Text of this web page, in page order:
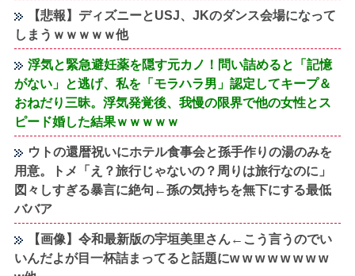
【悲報】ディズニーとUSJ、JKのダンス会場になって
しまうｗｗｗｗｗ他
浮気と緊急避妊薬を隠す元カノ！問い詰めると「記憶
がない」と逃げ、私を「モラハラ男」認定してキープ＆
おねだり三昧。浮気発覚後、我慢の限界で他の女性とス
ピード婚した結果ｗｗｗｗｗ
ウトの還暦祝いにホテル食事会と孫手作りの湯のみを
用意。トメ「え？旅行じゃないの？周りは旅行なのに」
図々しすぎる暴言に絶句←孫の気持ちを無下にする最低
ババア
【画像】令和最新版の宇垣美里さん←こう言うのでい
いんだよが目一杯詰まってると話題にw w w w w w w w